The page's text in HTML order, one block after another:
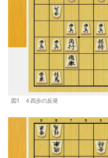
図1 ４四歩の反発